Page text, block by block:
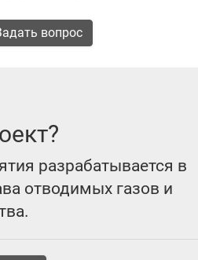
вопрос
разрабатывается в
отводимых газов и